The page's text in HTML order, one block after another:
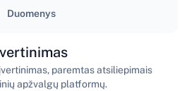
Duomenys
paremtas atsiliepimais
apžvalgų platformų.